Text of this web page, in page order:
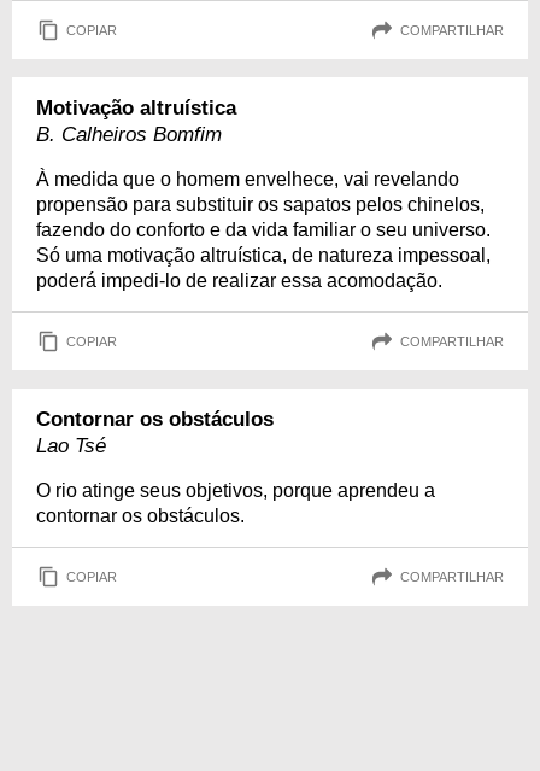
COPIAR COMPARTILHAR
Motivação altruística
B. Calheiros Bomfim
À medida que o homem envelhece, vai revelando
propensão para substituir os sapatos pelos chinelos,
fazendo do conforto e da vida familiar o seu universo.
Só uma motivação altruística, de natureza impessoal,
poderá impedi-lo de realizar essa acomodação.
COPIAR COMPARTILHAR
Contornar os obstáculos
Lao Tsé
O rio atinge seus objetivos, porque aprendeu a
contornar os obstáculos.
COPIAR COMPARTILHAR